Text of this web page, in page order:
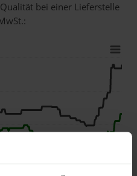
bei einer Lieferstelle